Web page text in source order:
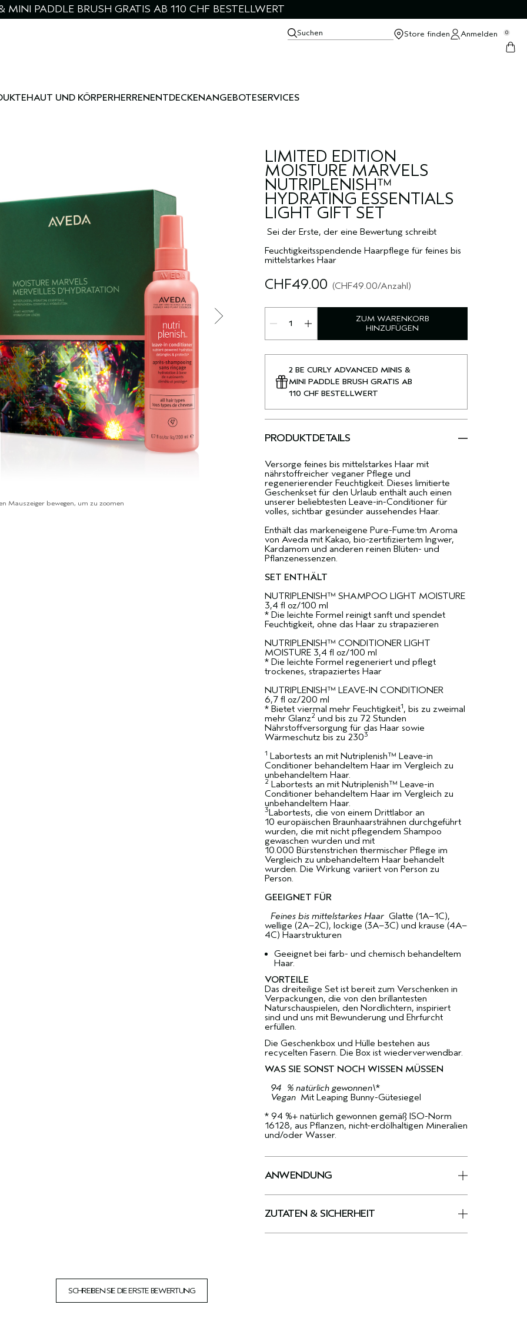
PADDLE BRUSH GRATIS AB 110 CHF BESTELLWERT
Suchen Store finden Anmelden 0
HAUT UND KÖRPERHERRENENTDECKENANGEBOTESERVICES
LIMITED EDITION
MOISTURE MARVELS
NUTRIPLENISH™
HYDRATING ESSENTIALS
LIGHT GIFT SET
Sei der Erste, der eine Bewertung schreibt
Feuchtigkeitsspendende Haarpflege für feines bis
mittelstarkes Haar
Mauszeiger bewegen, um zu zoomen
CHF49.00 CHF49.00/Anzahl
ZUM WARENKORB
HINZUFÜGEN
2 BE CURLY ADVANCED MINIS &
MINI PADDLE BRUSH GRATIS AB
110 CHF BESTELLWERT
PRODUKTDETAILS
Versorge feines bis mittelstarkes Haar mit
nährstoffreicher veganer Pflege und
regenerierender Feuchtigkeit. Dieses limitierte
Geschenkset für den Urlaub enthält auch einen
unserer beliebtesten Leave-in-Conditioner für
volles, sichtbar gesünder aussehendes Haar.
Enthält das markeneigene Pure-Fume:tm Aroma
von Aveda mit Kakao, bio-zertifiziertem Ingwer,
Kardamom und anderen reinen Blüten- und
Pflanzenessenzen.
SET ENTHÄLT
NUTRIPLENISH™ SHAMPOO LIGHT MOISTURE
3,4 fl oz/100 ml
* Die leichte Formel reinigt sanft und spendet
Feuchtigkeit, ohne das Haar zu strapazieren
NUTRIPLENISH™ CONDITIONER LIGHT
MOISTURE 3,4 fl oz/100 ml
* Die leichte Formel regeneriert und pflegt
trockenes, strapaziertes Haar
NUTRIPLENISH™ LEAVE-IN CONDITIONER
6,7 fl oz/200 ml
* Bietet viermal mehr Feuchtigkeit1, bis zu zweimal
mehr Glanz2 und bis zu 72 Stunden
Nährstoffversorgung für das Haar sowie
Wärmeschutz bis zu 2303
1 Labortests an mit Nutriplenish™ Leave-in
Conditioner behandeltem Haar im Vergleich zu
unbehandeltem Haar.
2 Labortests an mit Nutriplenish™ Leave-in
Conditioner behandeltem Haar im Vergleich zu
unbehandeltem Haar.
3Labortests, die von einem Drittlabor an
10 europäischen Braunhaarsträhnen durchgeführt
wurden, die mit nicht pflegendem Shampoo
gewaschen wurden und mit
10.000 Bürstenstrichen thermischer Pflege im
Vergleich zu unbehandeltem Haar behandelt
wurden. Die Wirkung variiert von Person zu
Person.
GEEIGNET FÜR
Feines bis mittelstarkes Haar Glatte (1A–1C),
wellige (2A–2C), lockige (3A–3C) und krause (4A–
4C) Haarstrukturen
Geeignet bei farb- und chemisch behandeltem
Haar.
VORTEILE
Das dreiteilige Set ist bereit zum Verschenken in
Verpackungen, die von den brillantesten
Naturschauspielen, den Nordlichtern, inspiriert
sind und uns mit Bewunderung und Ehrfurcht
erfüllen.
Die Geschenkbox und Hülle bestehen aus
recycelten Fasern. Die Box ist wiederverwendbar.
WAS SIE SONST NOCH WISSEN MÜSSEN
94 % natürlich gewonnen\*
Vegan Mit Leaping Bunny-Gütesiegel
* 94 %+ natürlich gewonnen gemäß ISO-Norm
16128, aus Pflanzen, nicht-erdölhaltigen Mineralien
und/oder Wasser.
ANWENDUNG
ZUTATEN & SICHERHEIT
SCHREIBEN SIE DIE ERSTE BEWERTUNG